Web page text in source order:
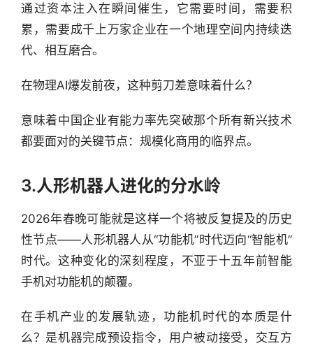
通过资本注入在瞬间催生，它需要时间，需要积
累，需要成千上万家企业在一个地理空间内持续迭
代、相互磨合。
在物理AI爆发前夜，这种剪刀差意味着什么？
意味着中国企业有能力率先突破那个所有新兴技术
都要面对的关键节点：规模化商用的临界点。
3.人形机器人进化的分水岭
2026年春晚可能就是这样一个将被反复提及的历史
性节点——人形机器人从“功能机”时代迈向“智能机”
时代。这种变化的深刻程度，不亚于十五年前智能
手机对功能机的颠覆。
在手机产业的发展轨迹，功能机时代的本质是什
么？是机器完成预设指令，用户被动接受，交互方